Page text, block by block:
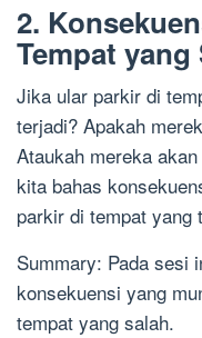
2.
Tempat yang
Jika ular parkir di
terjadi? Apakah
Ataukah mereka
kita bahas
parkir di tempat yang
Summary: Pada sesi
konsekuensi yang
tempat yang salah.